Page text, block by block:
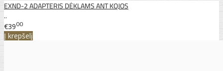
EXND-2 ADAPTERIS DĖKLAMS ANT KOJOS
..
€3900
Į krepšelį